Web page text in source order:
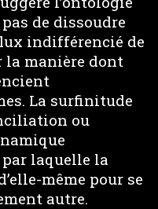
de dissoudre
indifférencié de
la manière dont
La surfinitude
ou
par laquelle la
même pour se
autre.